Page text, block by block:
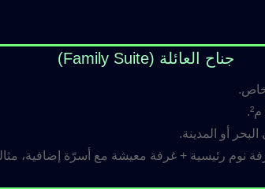
جناح العائلة (Family Suite)
أو المدينة.
نوم رئيسية + غرفة معيشة مع أسرّة إضافية،